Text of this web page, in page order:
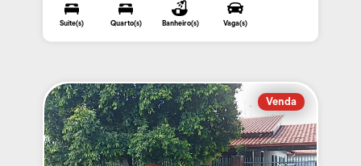
Suite(s) Quarto(s) Banheiro(s) Vaga(s)
Venda